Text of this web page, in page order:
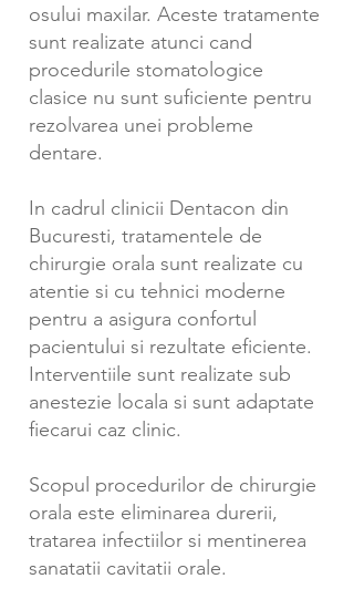
osului maxilar. Aceste tratamente
sunt realizate atunci cand
procedurile stomatologice
clasice nu sunt suficiente pentru
rezolvarea unei probleme
dentare.
In cadrul clinicii Dentacon din
Bucuresti, tratamentele de
chirurgie orala sunt realizate cu
atentie si cu tehnici moderne
pentru a asigura confortul
pacientului si rezultate eficiente.
Interventiile sunt realizate sub
anestezie locala si sunt adaptate
fiecarui caz clinic.
Scopul procedurilor de chirurgie
orala este eliminarea durerii,
tratarea infectiilor si mentinerea
sanatatii cavitatii orale.